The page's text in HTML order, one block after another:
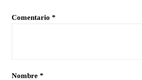
Comentario *
Nombre *